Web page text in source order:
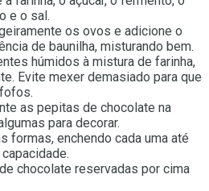
e o sal.
os ovos e adicione o
de baunilha, misturando bem.
húmidos à mistura de farinha,
Evite mexer demasiado para que
as pepitas de chocolate na
para decorar.
formas, enchendo cada uma até
chocolate reservadas por cima